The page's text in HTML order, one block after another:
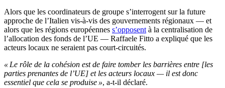
Alors que les coordinateurs de groupe s’interrogent sur la future
approche de l’Italien vis-à-vis des gouvernements régionaux — et
alors que les régions européennes s’opposent à la centralisation de
l’allocation des fonds de l’UE — Raffaele Fitto a expliqué que les
acteurs locaux ne seraient pas court-circuités.
« Le rôle de la cohésion est de faire tomber les barrières entre [les
parties prenantes de l’UE] et les acteurs locaux — il est donc
essentiel que cela se produise », a-t-il déclaré.